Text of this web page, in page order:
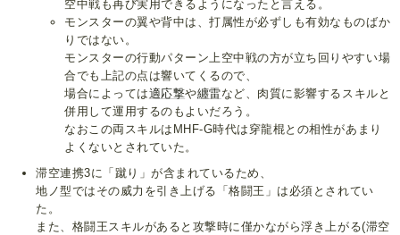
空中戦も再び実用できるようになったと言える。
モンスターの翼や背中は、打属性が必ずしも有効なものばか
りではない。
モンスターの行動パターン上空中戦の方が立ち回りやすい場
合でも上記の点は響いてくるので、
場合によっては適応撃や纏雷など、肉質に影響するスキルと
併用して運用するのもよいだろう。
なおこの両スキルはMHF-G時代は穿龍棍との相性があまり
よくないとされていた。
滞空連携3に「蹴り」が含まれているため、
地ノ型ではその威力を引き上げる「格闘王」は必須とされてい
た。
また、格闘王スキルがあると攻撃時に僅かながら浮き上がる(滞空